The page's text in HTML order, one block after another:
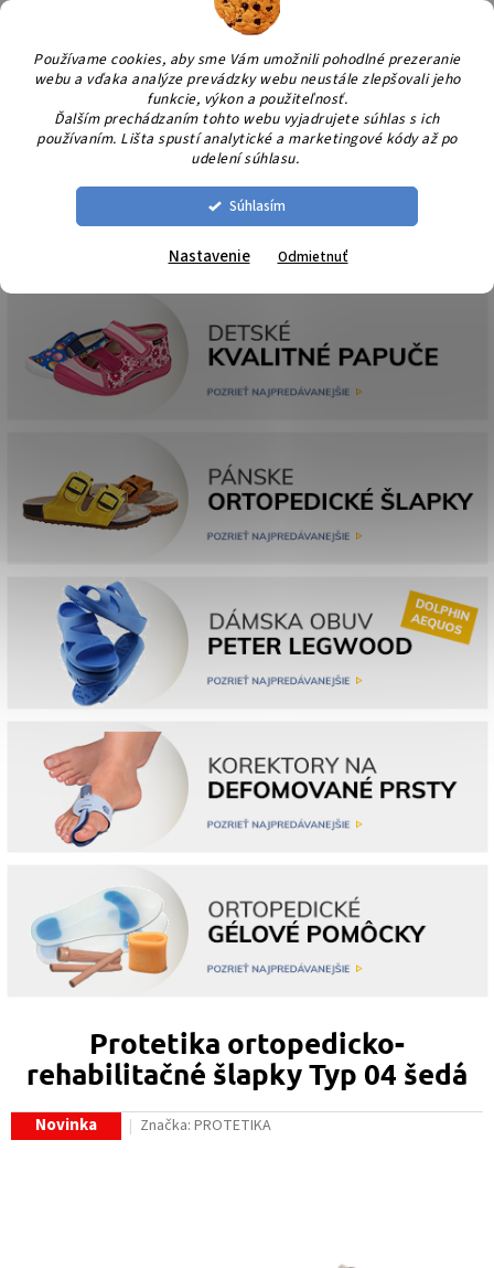
Používame cookies, aby sme Vám umožnili pohodlné prezeranie
webu a vďaka analýze prevádzky webu neustále zlepšovali jeho
funkcie, výkon a použiteľnosť.
Ďalším prechádzaním tohto webu vyjadrujete súhlas s ich
používaním. Lišta spustí analytické a marketingové kódy až po
udelení súhlasu.
Súhlasím
Nastavenie Odmietnuť
Prejsť
obsah
Protetika ortopedicko-
rehabilitačné šlapky Typ 04 šedá
Novinka Značka: PROTETIKA